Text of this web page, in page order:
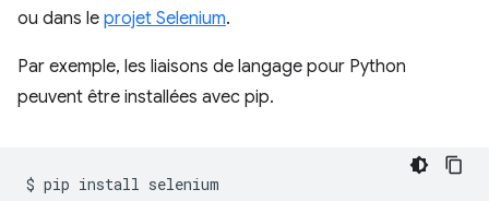
ou dans le projet Selenium.
Par exemple, les liaisons de langage pour Python
peuvent être installées avec pip.
$ pip install